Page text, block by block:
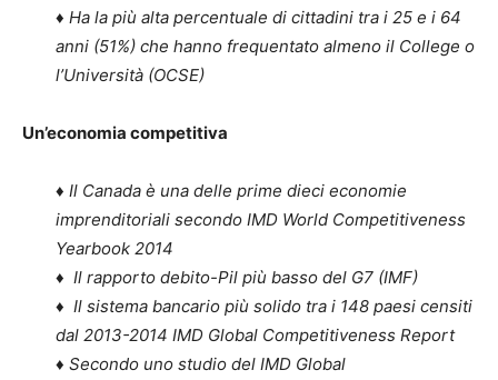
♦ Ha la più alta percentuale di cittadini tra i 25 e i 64
anni (51%) che hanno frequentato almeno il College o
l’Università (OCSE)
Un’economia competitiva
♦ Il Canada è una delle prime dieci economie
imprenditoriali secondo IMD World Competitiveness
Yearbook 2014
♦ Il rapporto debito-Pil più basso del G7 (IMF)
♦ Il sistema bancario più solido tra i 148 paesi censiti
dal 2013-2014 IMD Global Competitiveness Report
♦ Secondo uno studio del IMD Global